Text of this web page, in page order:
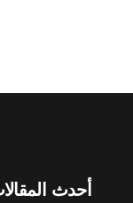
أحدث